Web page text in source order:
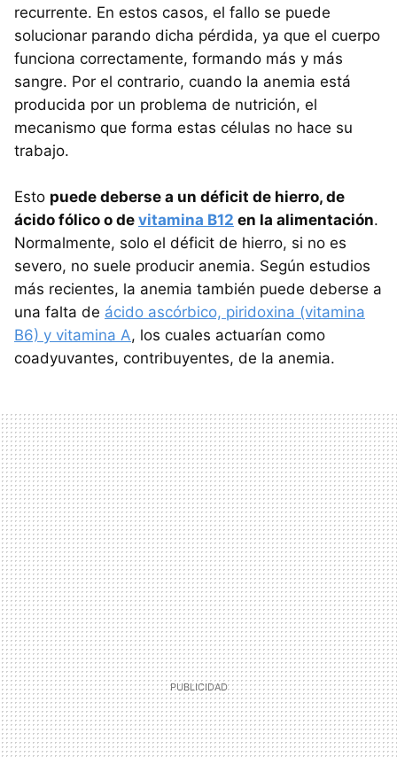
recurrente. En estos casos, el fallo se puede
solucionar parando dicha pérdida, ya que el cuerpo
funciona correctamente, formando más y más
sangre. Por el contrario, cuando la anemia está
producida por un problema de nutrición, el
mecanismo que forma estas células no hace su
trabajo.
Esto puede deberse a un déficit de hierro, de
ácido fólico o de vitamina B12 en la alimentación.
Normalmente, solo el déficit de hierro, si no es
severo, no suele producir anemia. Según estudios
más recientes, la anemia también puede deberse a
una falta de ácido ascórbico, piridoxina (vitamina
B6) y vitamina A, los cuales actuarían como
coadyuvantes, contribuyentes, de la anemia.